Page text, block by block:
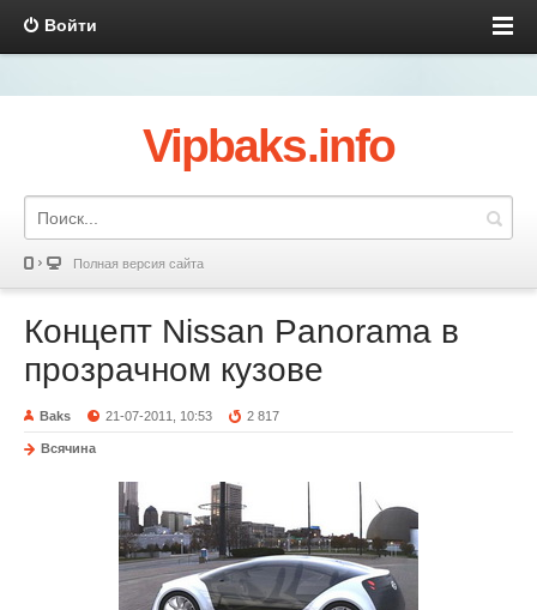
Войти
Vipbaks.info
Полная версия сайта
Концепт Nissan Panorama в
прозрачном кузове
Baks 21-07-2011, 10:53 2 817
Всячина